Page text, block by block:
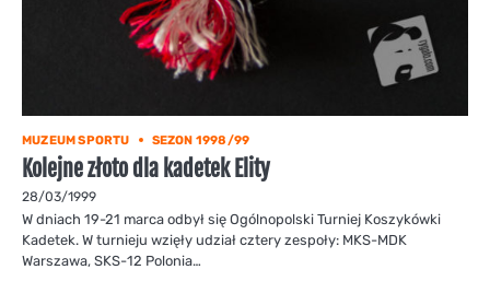
MUZEUM SPORTU SEZON 1998/99
Kolejne złoto dla kadetek Elity
28/03/1999
W dniach 19-21 marca odbył się Ogólnopolski Turniej Koszykówki
Kadetek. W turnieju wzięły udział cztery zespoły: MKS-MDK
Warszawa, SKS-12 Polonia…